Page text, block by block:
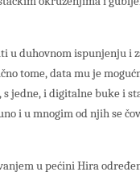
u duhovnom ispunjenju i
tome, data mu je
jedne, i digitalne buke i
i u mnogim od njih se
u pećini Hira